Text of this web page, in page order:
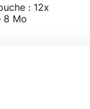
: 12x
8 Mo